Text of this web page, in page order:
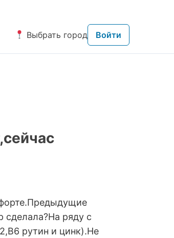
Выбрать город Войти
ряду с
рутин и цинк).Не